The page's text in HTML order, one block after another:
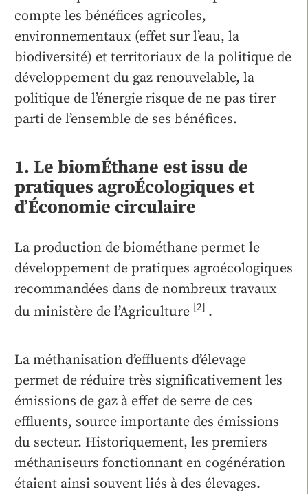
compte les bénéfices agricoles,
environnementaux (effet sur l’eau, la
biodiversité) et territoriaux de la politique de
développement du gaz renouvelable, la
politique de l’énergie risque de ne pas tirer
parti de l’ensemble de ses bénéfices.
1. Le biomÉthane est issu de
pratiques agroÉcologiques et
d’Économie circulaire
La production de biométhane permet le
développement de pratiques agroécologiques
recommandées dans de nombreux travaux
du ministère de l’Agriculture [2] .
La méthanisation d’effluents d’élevage
permet de réduire très significativement les
émissions de gaz à effet de serre de ces
effluents, source importante des émissions
du secteur. Historiquement, les premiers
méthaniseurs fonctionnant en cogénération
étaient ainsi souvent liés à des élevages.